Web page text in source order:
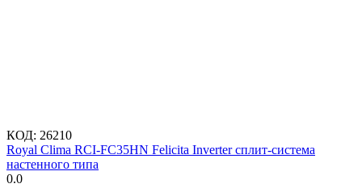
КОД: 26210
Royal Clima RCI-FC35HN Felicita Inverter сплит-система
настенного типа
0.0